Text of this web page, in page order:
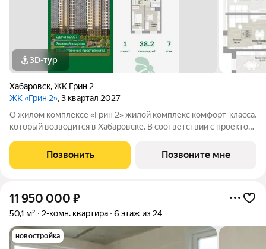
3D-тур
Хабаровск,ЖК Грин 2
ЖК «Грин 2», 3 квартал 2027
О жилом комплексе «Грин 2» жилой комплекс комфорт-класса,
который возводится в Хабаровске. В соответствии с проектом,
наземный паркинг, развитая дворовая инфраструктура для
отдыха всей семьёй.
Позвонить Позвоните мне
11 950 000 ₽
50,1 м² 2-комн. квартира 6 этаж из 24
новостройка